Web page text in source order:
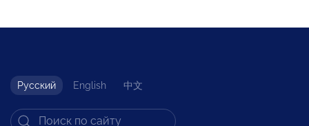
Русский English 中文